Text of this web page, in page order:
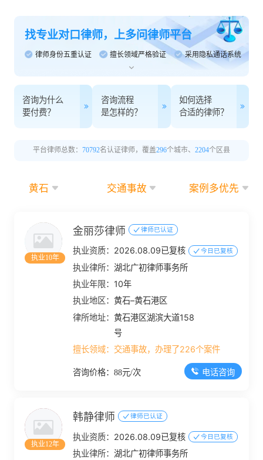
找专业对口律师，上多问律师平台
律师身份五重认证 擅长领域严格验证 采用隐私通话系统
咨询为什么
要付费？
咨询流程
是怎样的？
如何选择
合适的律师？
平台律师总数： 70792名认证律师，覆盖296个城市、 2204个区县
黄石 交通事故 案例多优先
执业10年
金丽莎律师 律师已认证
执业资质： 2026.08.09已复核 今日已复核
执业律所：湖北广初律师事务所
执业年限： 10年
执业地区：黄石–黄石港区
律所地址：黄石港区湖滨大道158
号
擅长领域： 交通事故，办理了226个案件
咨询价格：88元/次 电话咨询
执业12年
韩静律师 律师已认证
执业资质： 2026.08.09已复核 今日已复核
执业律所：湖北广初律师事务所